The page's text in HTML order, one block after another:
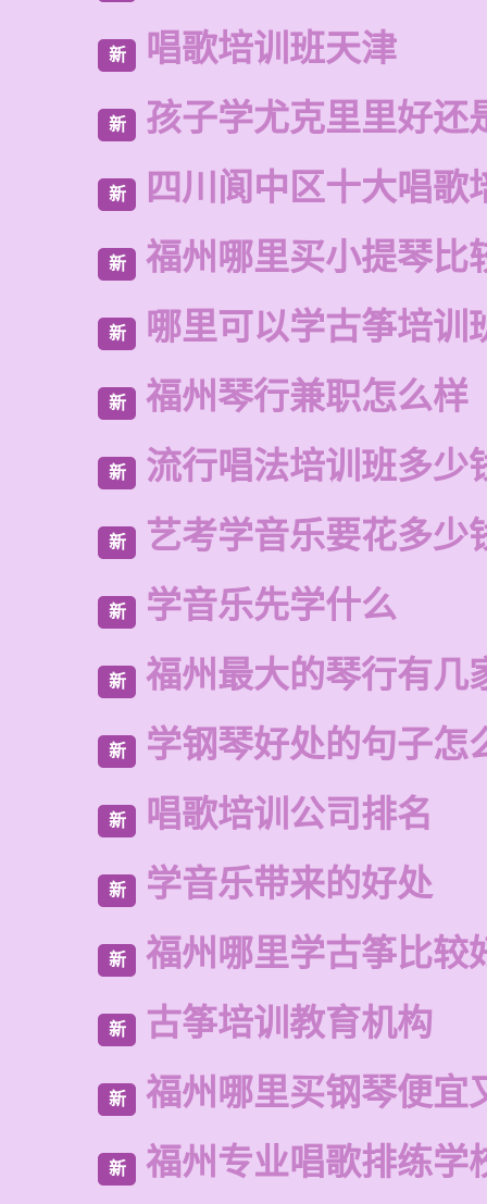
新 唱歌培训班天津
新 孩子学尤克里里好还
新 四川阆中区十大唱歌
新 福州哪里买小提琴比
新 哪里可以学古筝培训
新 福州琴行兼职怎么样
新 流行唱法培训班多少
新 艺考学音乐要花多少
新 学音乐先学什么
新 福州最大的琴行有几
新 学钢琴好处的句子怎
新 唱歌培训公司排名
新 学音乐带来的好处
新 福州哪里学古筝比较
新 古筝培训教育机构
新 福州哪里买钢琴便宜
新 福州专业唱歌排练学